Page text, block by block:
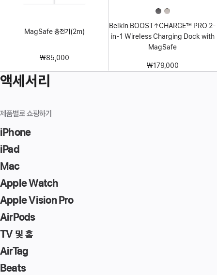
MagSafe 충전기(2m)
₩85,000
Belkin BOOST↑CHARGE™ PRO 2-
in-1 Wireless Charging Dock with
MagSafe
₩179,000
액세서리
제품별로 쇼핑하기
iPhone
iPad
Mac
Apple Watch
Apple Vision Pro
AirPods
TV 및 홈
AirTag
Beats